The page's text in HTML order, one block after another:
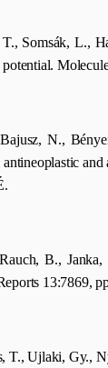
Somsák, L.,
N.,
antineoplastic
B.,
13:7869,
T., Ujlaki, Gy.,